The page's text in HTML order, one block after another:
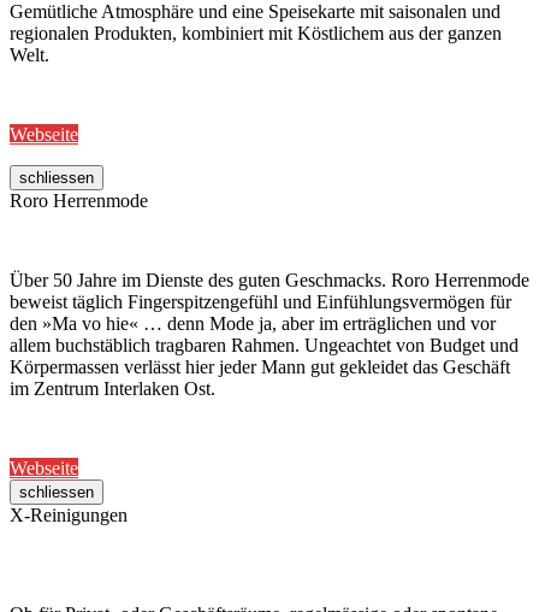
Gemütliche Atmosphäre und eine Speisekarte mit saisonalen und
regionalen Produkten, kombiniert mit Köstlichem aus der ganzen
Welt.
Webseite
schliessen
Roro Herrenmode
Über 50 Jahre im Dienste des guten Geschmacks. Roro Herrenmode
beweist täglich Fingerspitzengefühl und Einfühlungsvermögen für
den »Ma vo hie« … denn Mode ja, aber im erträglichen und vor
allem buchstäblich tragbaren Rahmen. Ungeachtet von Budget und
Körpermassen verlässt hier jeder Mann gut gekleidet das Geschäft
im Zentrum Interlaken Ost.
Webseite
schliessen
X-Reinigungen